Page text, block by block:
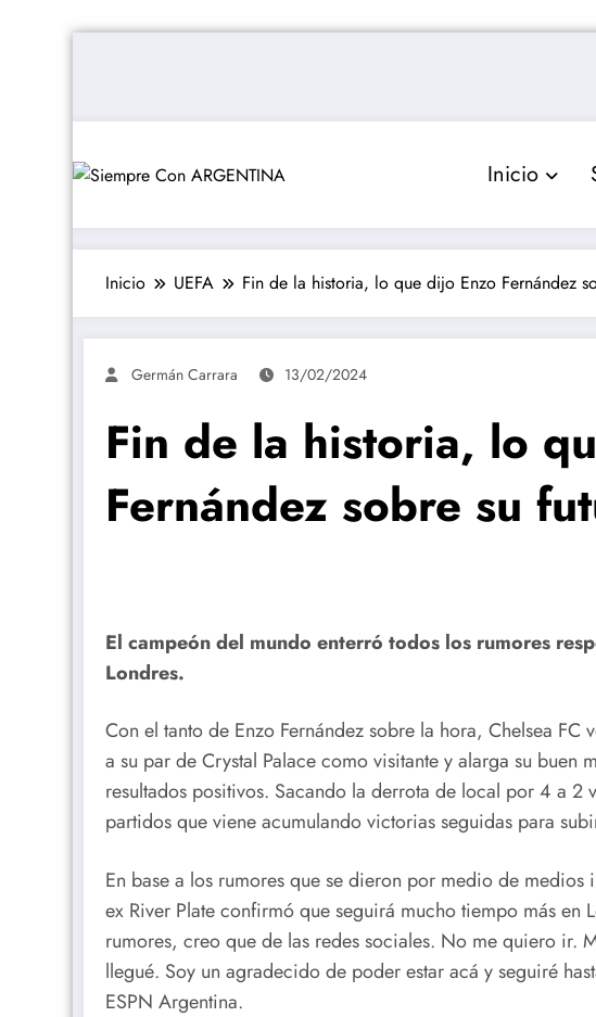
Inicio
Inicio UEFA Fin de la historia, lo que dijo Enzo Fernández
Germán Carrara 13/02/2024
Fin de la historia, lo
Fernández sobre su
El campeón del mundo enterró todos los rumores
Londres.
Con el tanto de Enzo Fernández sobre la hora, Chelsea
a su par de Crystal Palace como visitante y alarga su buen
resultados positivos. Sacando la derrota de local por 4 a 2
partidos que viene acumulando victorias seguidas para
En base a los rumores que se dieron por medio de medios
ex River Plate confirmó que seguirá mucho tiempo más en
rumores, creo que de las redes sociales. No me quiero ir.
llegué. Soy un agradecido de poder estar acá y seguiré
ESPN Argentina.